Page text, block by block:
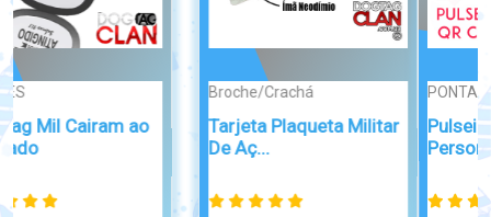
PONTA DE DIAM...
Pulseira com QR Code
Personaliz...
PIN / BROCHE
Pin de Lapela Bandeira
de Santa...